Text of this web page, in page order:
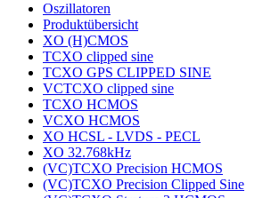
Oszillatoren
Produktübersicht
XO (H)CMOS
TCXO clipped sine
TCXO GPS CLIPPED SINE
VCTCXO clipped sine
TCXO HCMOS
VCXO HCMOS
XO HCSL - LVDS - PECL
XO 32.768kHz
(VC)TCXO Precision HCMOS
(VC)TCXO Precision Clipped Sine